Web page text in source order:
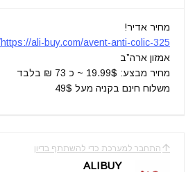
מחיר אדיר!
https://ali-buy.com/avent-anti-colic-325/
אמזון ארה”ב
מחיר מבצע: 19.99$ ~ כ 73 ₪ בלבד
משלוח חינם בקניה מעל 49$
התחבר למערכת כדי להשתתף בדיון
ALIBUY